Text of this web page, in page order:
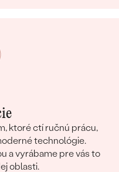
ktoré ctí ručnú prácu,
technológie.
a vyrábame pre vás to
oblasti.